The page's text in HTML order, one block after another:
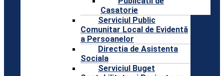
Casatorie
Serviciul Public
Comunitar Local de Evidentă
a Persoanelor
Directia de Asistenta
Sociala
Serviciul Buget